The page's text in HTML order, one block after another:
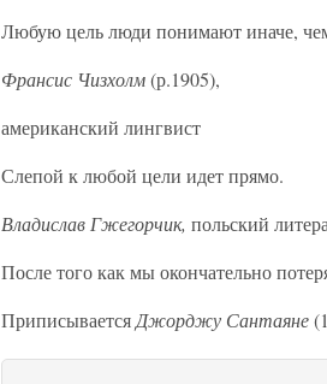
Любую цель люди понимают иначе,
Франсис Чизхолм(р.1905),
американский лингвист
Слепой к любой цели идет прямо.
Владислав Гжегорчик, польский
После того как мы окончательно
Приписывается Джорджу Сантаяне